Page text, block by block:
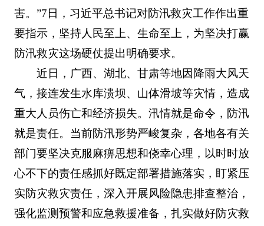
害。”7日，习近平总书记对防汛救灾工作作出重
要指示，坚持人民至上、生命至上，为坚决打赢
防汛救灾这场硬仗提出明确要求。
近日，广西、湖北、甘肃等地因降雨大风天
气，接连发生水库溃坝、山体滑坡等灾情，造成
重大人员伤亡和经济损失。汛情就是命令，防汛
就是责任。当前防汛形势严峻复杂，各地各有关
部门要坚决克服麻痹思想和侥幸心理，以时时放
心不下的责任感抓好既定部署措施落实，盯紧压
实防灾救灾责任，深入开展风险隐患排查整治，
强化监测预警和应急救援准备，扎实做好防灾救